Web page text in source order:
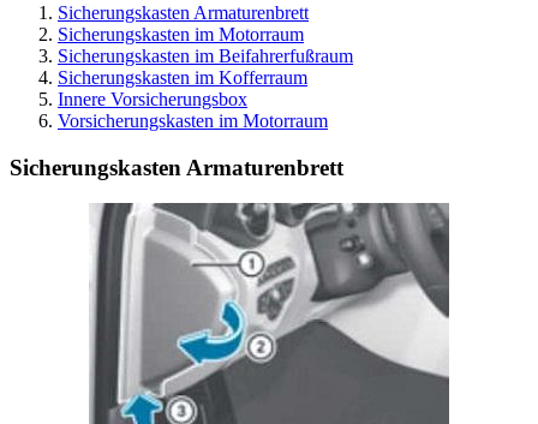
Sicherungskasten Armaturenbrett
Sicherungskasten im Motorraum
Sicherungskasten im Beifahrerfußraum
Sicherungskasten im Kofferraum
Innere Vorsicherungsbox
Vorsicherungskasten im Motorraum
Sicherungskasten Armaturenbrett